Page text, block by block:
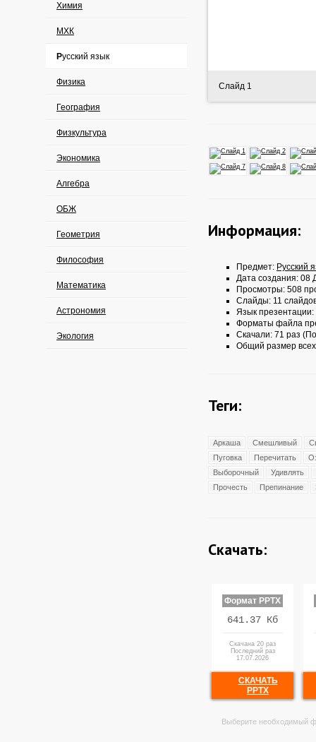
Химия
МХК
Русский язык
Физика
География
Физкультура
Экономика
Алгебра
ОБЖ
Геометрия
Философия
Математика
Астрономия
Экология
Слайд 1
Информация:
Предмет: Русский
Дата создания: 08
Просмотры: 508
Слайды: 11
Язык презентации:
Форматы файла
Скачали: 71 раз
Общий размер
Теги:
Аркаша Смешливый
Пуговка
Перечитать
Выборочный
Удивлять
Прочесть
Препинание
Скачать:
Формат PPTX
641.37 Кб
Скачана 20 раз
Последний раз
17.07.2026
СКАЧАТЬ
PPTX
Выберите необходимый